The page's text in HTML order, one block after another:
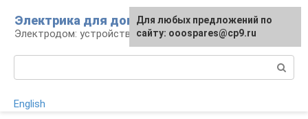
контенту
Электрика для дома
Электродом: устройства, кабели, ремонт
English
Для любых предложений по
сайту: ooospares@cp9.ru